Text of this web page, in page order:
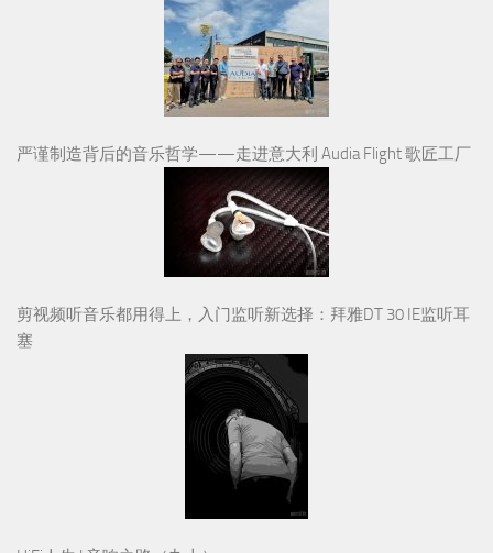
严谨制造背后的音乐哲学——走进意大利 Audia Flight 歌匠工厂
剪视频听音乐都用得上，入门监听新选择：拜雅DT 30 IE监听耳
塞